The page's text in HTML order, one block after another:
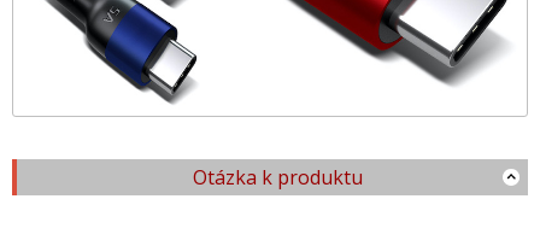
Otázka k produktu